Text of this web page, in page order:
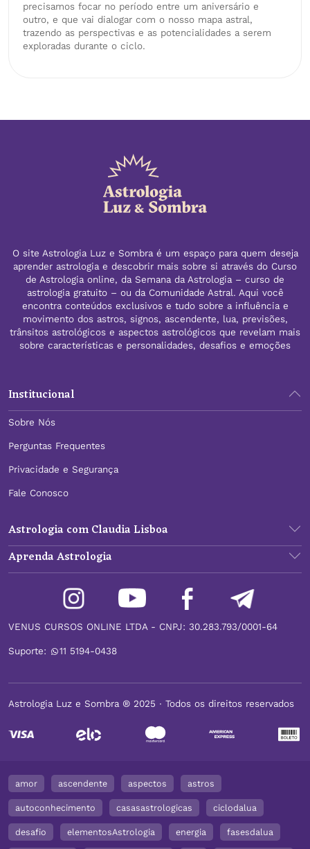
precisamos focar no período entre um aniversário e
outro, e que vai dialogar com o nosso mapa astral,
trazendo as perspectivas e as potencialidades a serem
exploradas durante o ciclo.
O site Astrologia Luz e Sombra é um espaço para quem deseja
aprender astrologia e descobrir mais sobre si através do Curso
de Astrologia online, da Semana da Astrologia – curso de
astrologia gratuito – ou da Comunidade Astral. Aqui você
encontra conteúdos exclusivos e tudo sobre a influência e
movimento dos astros, signos, ascendente, lua, previsões,
trânsitos astrológicos e aspectos astrológicos que revelam mais
sobre características e personalidades, desafios e emoções
Institucional
Sobre Nós
Perguntas Frequentes
Privacidade e Segurança
Fale Conosco
Astrologia com Claudia Lisboa
Aprenda Astrologia
VENUS CURSOS ONLINE LTDA - CNPJ: 30.283.793/0001-64
Suporte: 11 5194-0438
Astrologia Luz e Sombra ® 2025 ∙ Todos os direitos reservados
amor ascendente aspectos astros
autoconhecimento casasastrologicas ciclodalua
desafio elementosAstrologia energia fasesdalua